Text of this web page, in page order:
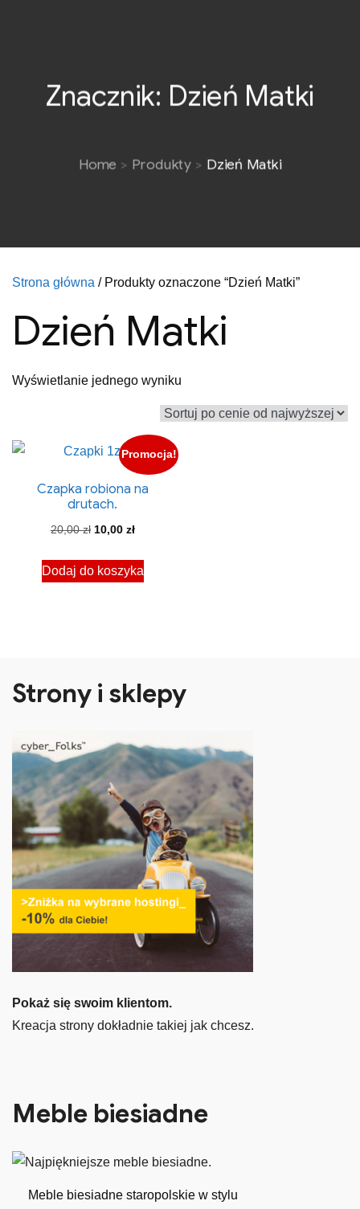
Znacznik: Dzień Matki
Home Produkty Dzień Matki
Strona główna / Produkty oznaczone “Dzień Matki”
Dzień Matki
Wyświetlanie jednego wyniku
Promocja!
Czapka robiona na
drutach.
20,00zł Pierwotna
wynosiła:
10,00 złAktualna
wynosi:
Dodaj do koszyka
Strony i sklepy
Pokaż się swoim klientom.
Kreacja strony dokładnie takiej jak chcesz.
Meble biesiadne
Meble biesiadne staropolskie w stylu